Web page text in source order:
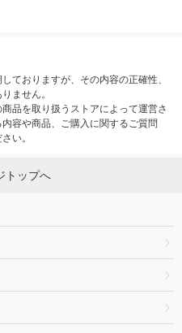
ておりますが、その内容の正確性、
ません。
品を取り扱うストアによって運営さ
容や商品、ご購入に関するご質問
い。
トップへ